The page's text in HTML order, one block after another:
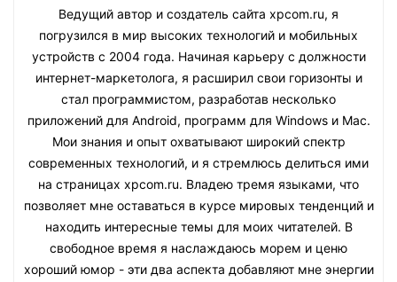
Ведущий автор и создатель сайта xpcom.ru, я
погрузился в мир высоких технологий и мобильных
устройств с 2004 года. Начиная карьеру с должности
интернет-маркетолога, я расширил свои горизонты и
стал программистом, разработав несколько
приложений для Android, программ для Windows и Mac.
Мои знания и опыт охватывают широкий спектр
современных технологий, и я стремлюсь делиться ими
на страницах xpcom.ru. Владею тремя языками, что
позволяет мне оставаться в курсе мировых тенденций и
находить интересные темы для моих читателей. В
свободное время я наслаждаюсь морем и ценю
хороший юмор - эти два аспекта добавляют мне энергии